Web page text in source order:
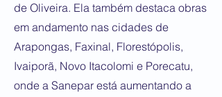
de Oliveira. Ela também destaca obras
em andamento nas cidades de
Arapongas, Faxinal, Florestópolis,
Ivaiporã, Novo Itacolomi e Porecatu,
onde a Sanepar está aumentando a